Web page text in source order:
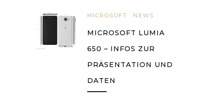
MICROSOFT NEWS
MICROSOFT LUMIA
650 – INFOS ZUR
PRÄSENTATION UND
DATEN